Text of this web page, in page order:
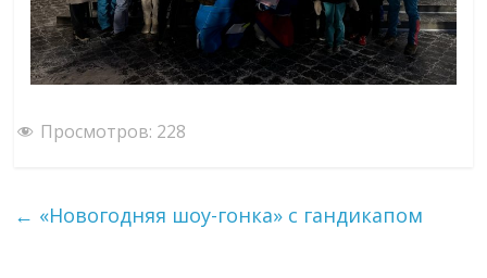
Просмотров: 228
← «Новогодняя шоу-гонка» с гандикапом